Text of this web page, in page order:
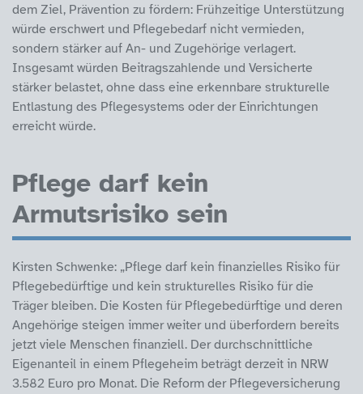
dem Ziel, Prävention zu fördern: Frühzeitige Unterstützung
würde erschwert und Pflegebedarf nicht vermieden,
sondern stärker auf An- und Zugehörige verlagert.
Insgesamt würden Beitragszahlende und Versicherte
stärker belastet, ohne dass eine erkennbare strukturelle
Entlastung des Pflegesystems oder der Einrichtungen
erreicht würde.
Pflege darf kein
Armutsrisiko sein
Kirsten Schwenke: „Pflege darf kein finanzielles Risiko für
Pflegebedürftige und kein strukturelles Risiko für die
Träger bleiben. Die Kosten für Pflegebedürftige und deren
Angehörige steigen immer weiter und überfordern bereits
jetzt viele Menschen finanziell. Der durchschnittliche
Eigenanteil in einem Pflegeheim beträgt derzeit in NRW
3.582 Euro pro Monat. Die Reform der Pflegeversicherung